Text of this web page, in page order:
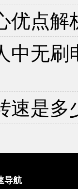
优点解
中无
速是多
导航